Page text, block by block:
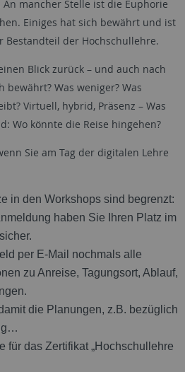
mancher Stelle ist die Euphorie
Einiges hat sich bewährt und ist
Bestandteil der Hochschullehre.
Blick zurück – und auch nach
bewährt? Was weniger? Was
Virtuell, hybrid, Präsenz – Was
Wo könnte die Reise hingehen?
Sie am Tag der digitalen Lehre
in den Workshops sind begrenzt:
haben Sie Ihren Platz im
per E-Mail nochmals alle
zu Anreise, Tagungsort, Ablauf,
die Planungen, z.B. bezüglich
für das Zertifikat „Hochschullehre